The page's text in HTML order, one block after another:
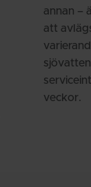
annan –
att
veckor.